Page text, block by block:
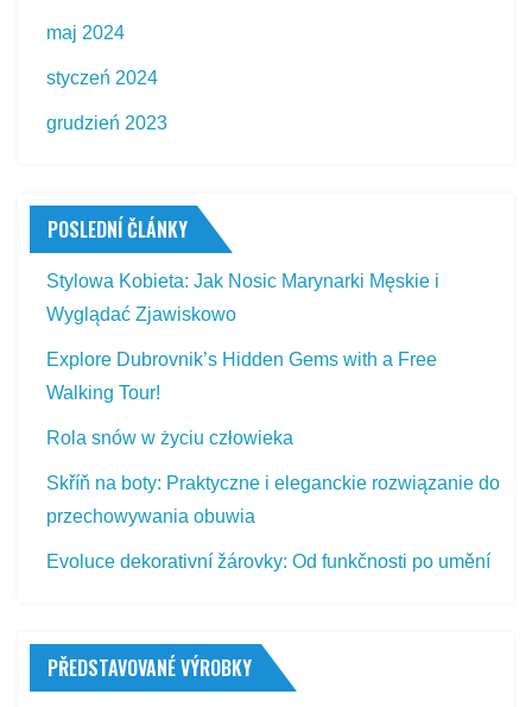
maj 2024
styczeń 2024
grudzień 2023
POSLEDNÍ ČLÁNKY
Stylowa Kobieta: Jak Nosic Marynarki Męskie i
Wyglądać Zjawiskowo
Explore Dubrovnik’s Hidden Gems with a Free
Walking Tour!
Rola snów w życiu człowieka
Skříň na boty: Praktyczne i eleganckie rozwiązanie do
przechowywania obuwia
Evoluce dekorativní žárovky: Od funkčnosti po umění
PŘEDSTAVOVANÉ VÝROBKY